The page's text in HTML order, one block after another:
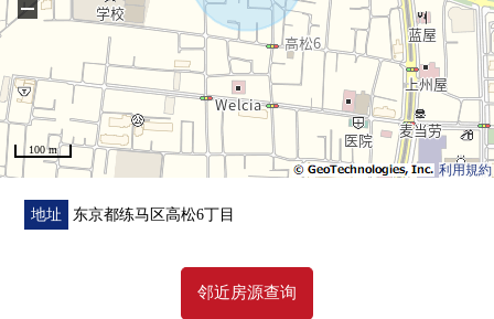
■ 在找想要的家方面给予帮助。
房源的详细、需讨论是如有意向，请跟我们联系
利用規約
100 m
−
地址 东京都练马区高松6丁目
邻近房源查询